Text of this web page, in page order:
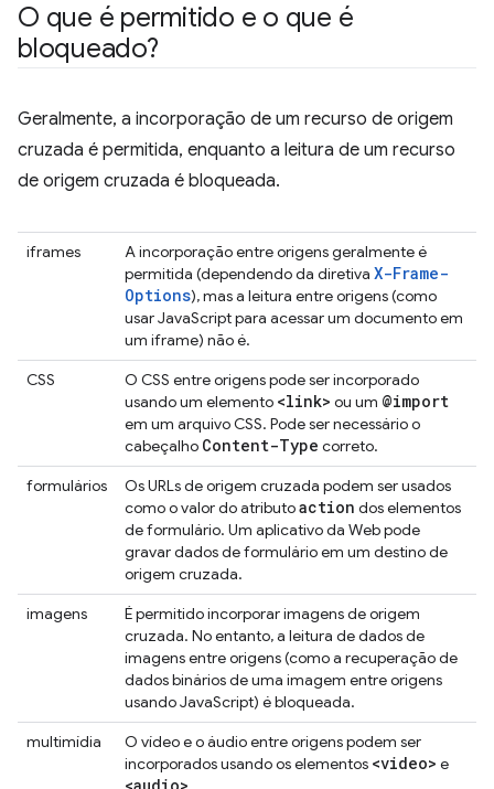
O que é permitido e o que é
bloqueado?
Geralmente, a incorporação de um recurso de origem
cruzada é permitida, enquanto a leitura de um recurso
de origem cruzada é bloqueada.
iframes
A incorporação entre origens geralmente é
permitida (dependendo da diretiva X-Frame-
Options), mas a leitura entre origens (como
usar JavaScript para acessar um documento em
um iframe) não é.
CSS
O CSS entre origens pode ser incorporado
usando um elemento <link> ou um @import
em um arquivo CSS. Pode ser necessário o
cabeçalho Content-Type correto.
formulários
Os URLs de origem cruzada podem ser usados
como o valor do atributoaction dos elementos
de formulário. Um aplicativo da Web pode
gravar dados de formulário em um destino de
origem cruzada.
imagens
É permitido incorporar imagens de origem
cruzada. No entanto, a leitura de dados de
imagens entre origens (como a recuperação de
dados binários de uma imagem entre origens
usando JavaScript) é bloqueada.
multimídia
O vídeo e o áudio entre origens podem ser
incorporados usando os elementos <video> e